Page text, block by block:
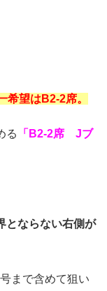
希望はB2-2席。
る
「B2-2席 Jブ
とならない右側が
まで含めて狙い